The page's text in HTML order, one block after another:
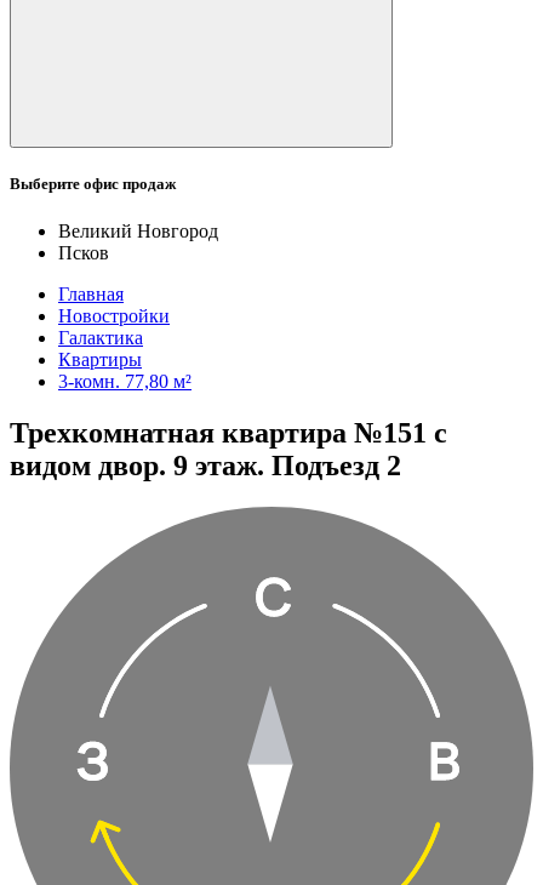
Выберите офис продаж
Великий Новгород
Псков
Главная
Новостройки
Галактика
Квартиры
3-комн. 77,80 м²
Трехкомнатная квартира №151 с
видом двор. 9 этаж. Подъезд 2